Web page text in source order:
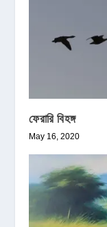
ফেরারি বিহঙ্গ
May 16, 2020